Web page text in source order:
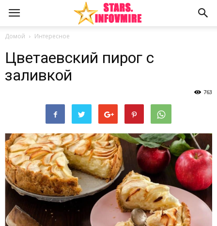
Домой Интересное
Цветаевский пирог с
заливкой
763